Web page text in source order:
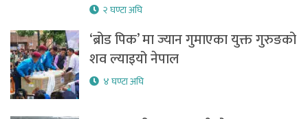
२ घण्टा अघि
‘ब्रोड पिक’ मा ज्यान गुमाएका युक्त गुरुङको
शव ल्याइयो नेपाल
४ घण्टा अघि